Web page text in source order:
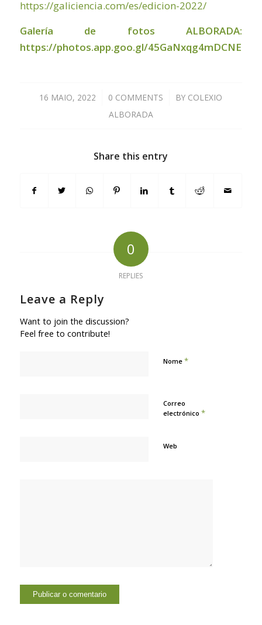
https://galiciencia.com/es/edicion-2022/
Galería de fotos ALBORADA:
https://photos.app.goo.gl/45GaNxqg4mDCNEUu8
16 MAIO, 2022
/ 0 COMMENTS
/ BY COLEXIO
ALBORADA
Share this entry
0
REPLIES
Leave a Reply
Want to join the discussion?
Feel free to contribute!
Nome *
Correo
electrónico *
Web